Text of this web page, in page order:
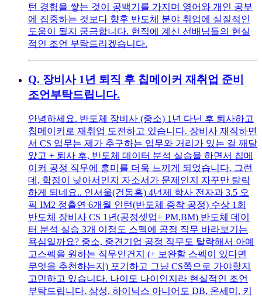
턴 경험을 쌓는 것이 공백기를 가지며 영어와 개인 공부
에 집중하는 것보다 향후 반도체 분야 취업에 실질적인
도움이 될지 궁금합니다. 현직에 계신 선배님들의 현실
적인 조언 부탁드리겠습니다.
Q. 장비사 1년 퇴직 후 칩메이커 재취업 준비
조언부탁드립니다.
안녕하세요. 반도체 장비사 (중소) 1년 다닌 후 퇴사하고
칩메이커로 재취업 도전하고 있습니다. 장비사 재직하면
서 CS 업무는 제가 추구하는 업무와 거리가 있는 걸 깨달
았고 + 퇴사 후, 반도체 데이터 분석 실습을 하면서 칩메
이커 공정 직무에 흥미를 더욱 느끼게 되었습니다. 그런
데, 학점이 낮아서인지 자소서가 문제인지 자꾸만 탈락
하게 되네요.. 인서울(건동홍) 4년제 학사 전자과 3.5 오
픽 IM2 정출연 6개월 인턴(반도체 증착 공정) 수상 1회
반도체 장비사 CS 1년(공정셋업+ PM,BM) 반도체 데이
터 분석 실습 3개 이정도 스펙에 공정 직무 바라보기는
욕심일까요? 중소, 중견기업 공정 직무도 탈락해서 아예
고스펙을 원하는 직무인건지 (+ 보완할 스펙이 있다면
무엇을 추천하는지) 포기하고 그냥 CS쪽으로 가야할지
고민하고 있습니다. 나이도 나이인지라 현실적인 조언
부탁드립니다. 삼성, 하이닉스 아니어도 DB, 온세미, 키